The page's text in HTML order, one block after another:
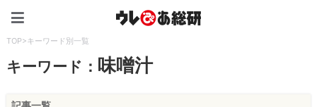
TOP>キーワード別一覧
キーワード： 味噌汁